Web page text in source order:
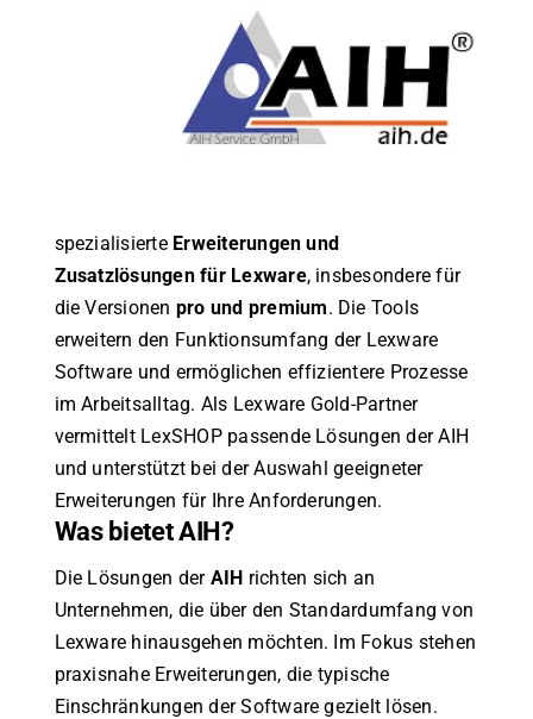
spezialisierte Erweiterungen und
Zusatzlösungen für Lexware, insbesondere für
die Versionen pro und premium. Die Tools
erweitern den Funktionsumfang der Lexware
Software und ermöglichen effizientere Prozesse
im Arbeitsalltag. Als Lexware Gold-Partner
vermittelt LexSHOP passende Lösungen der AIH
und unterstützt bei der Auswahl geeigneter
Erweiterungen für Ihre Anforderungen.
Was bietet AIH?
Die Lösungen der AIH richten sich an
Unternehmen, die über den Standardumfang von
Lexware hinausgehen möchten. Im Fokus stehen
praxisnahe Erweiterungen, die typische
Einschränkungen der Software gezielt lösen.